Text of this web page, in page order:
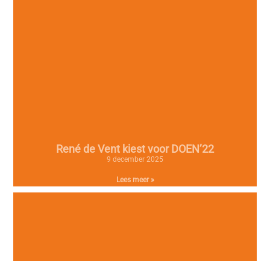
René de Vent kiest voor DOEN’22
9 december 2025
Lees meer »